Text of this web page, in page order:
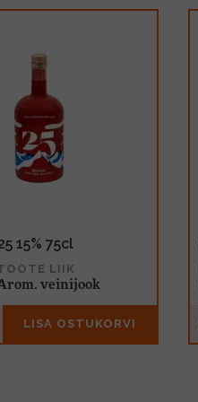
15% 75cl
LIIK
veinijook
LISA OSTUKORVI